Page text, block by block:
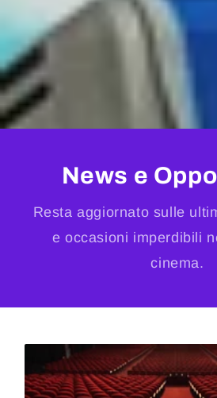
News e
Resta aggiornato sulle
e occasioni imperdibili
cinema.